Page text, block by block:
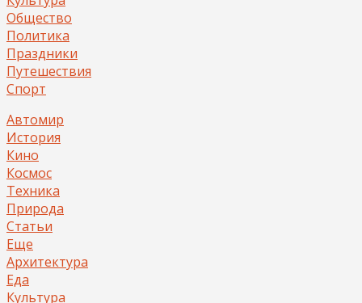
Общество
Политика
Праздники
Путешествия
Спорт
Автомир
История
Кино
Космос
Техника
Природа
Статьи
Еще
Архитектура
Еда
Культура